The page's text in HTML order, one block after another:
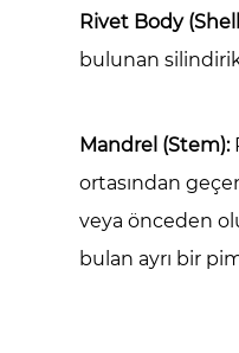
Kurulumda
Dikkat
Rivet Body
bulunan
Mandrel (Stem):
ortasından
veya önceden
bulan ayrı bir